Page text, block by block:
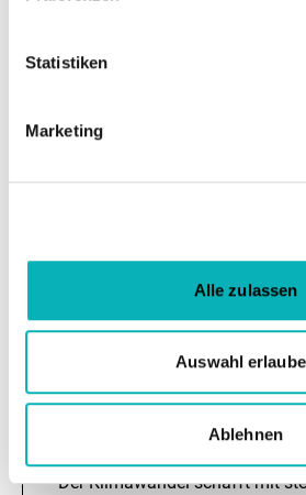
Statistiken
Marketing
Alle zulassen
Auswahl
Ablehnen
© shutterstock/MrcTeam
Heiße Sommer, kühle
Der Klimawandel schafft mit